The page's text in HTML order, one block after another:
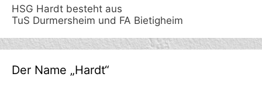
HSG Hardt besteht aus
TuS Durmersheim und FA Bietigheim
Der Name „Hardt“